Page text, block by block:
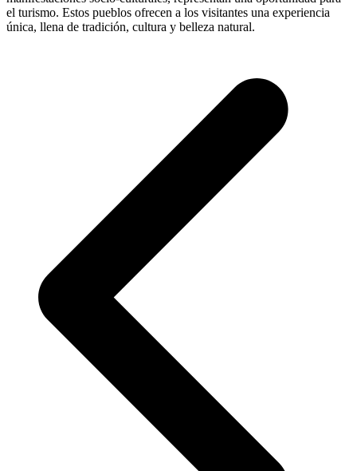
el turismo. Estos pueblos ofrecen a los visitantes una experiencia
única, llena de tradición, cultura y belleza natural.